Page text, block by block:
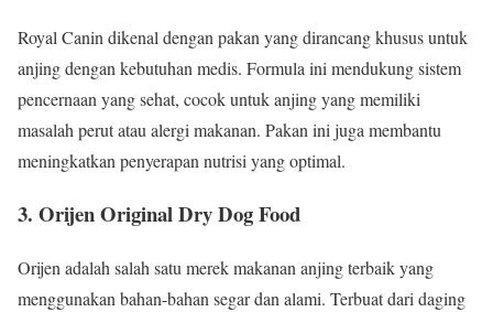
Royal Canin dikenal dengan pakan yang dirancang khusus untuk
anjing dengan kebutuhan medis. Formula ini mendukung sistem
pencernaan yang sehat, cocok untuk anjing yang memiliki
masalah perut atau alergi makanan. Pakan ini juga membantu
meningkatkan penyerapan nutrisi yang optimal.
3. Orijen Original Dry Dog Food
Orijen adalah salah satu merek makanan anjing terbaik yang
menggunakan bahan-bahan segar dan alami. Terbuat dari daging